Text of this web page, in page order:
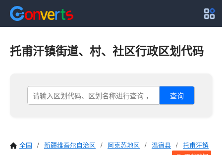
托甫汗镇街道、村、社区行政区划代码
查询
全国 / 新疆维吾尔自治区 / 阿克苏地区 / 温宿县 / 托甫汗镇